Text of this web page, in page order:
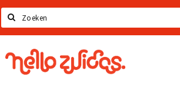
Search
Hello
Zuidas